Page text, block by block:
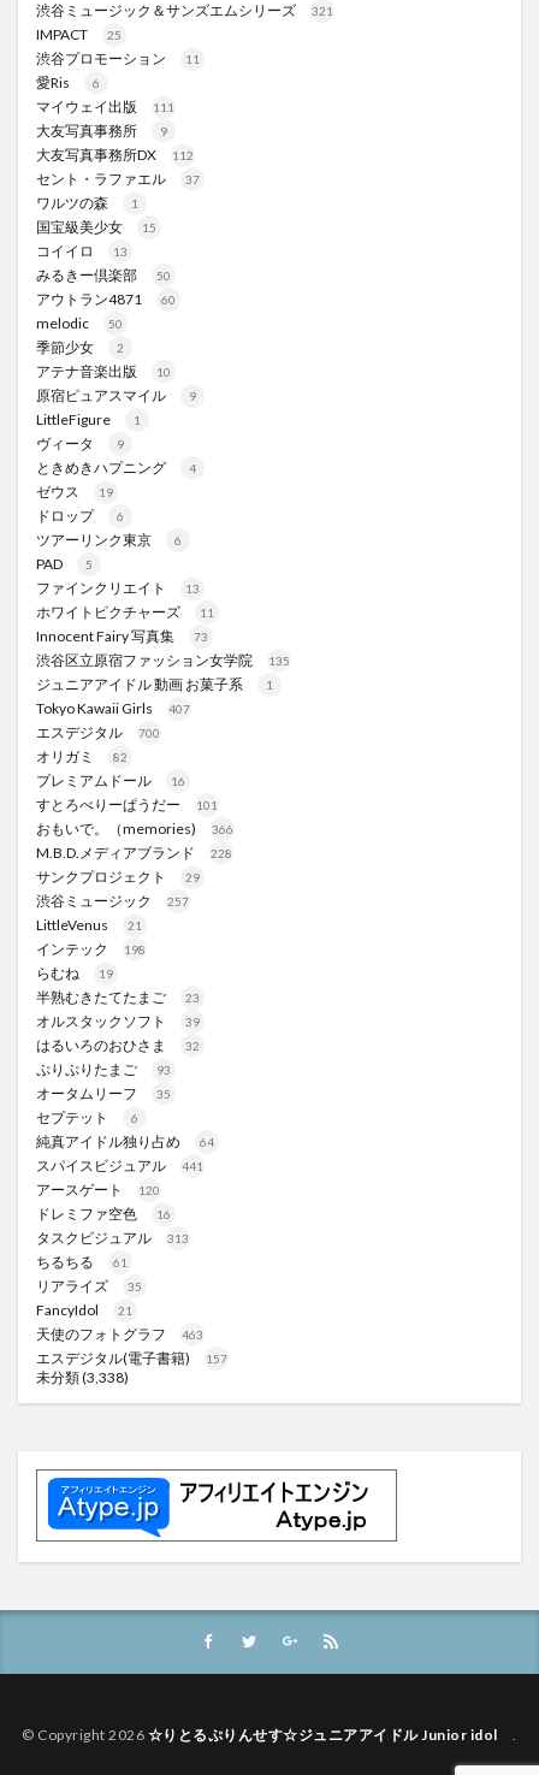
渋谷ミュージック＆サンズエムシリーズ 321
IMPACT 25
渋谷プロモーション 11
愛Ris 6
マイウェイ出版 111
大友写真事務所 9
大友写真事務所DX 112
セント・ラファエル 37
ワルツの森 1
国宝級美少女 15
コイイロ 13
みるきー倶楽部 50
アウトラン4871 60
melodic 50
季節少女 2
アテナ音楽出版 10
原宿ピュアスマイル 9
LittleFigure 1
ヴィータ 9
ときめきハプニング 4
ゼウス 19
ドロップ 6
ツアーリンク東京 6
PAD 5
ファインクリエイト 13
ホワイトピクチャーズ 11
Innocent Fairy 写真集 73
渋谷区立原宿ファッション女学院 135
ジュニアアイドル 動画 お菓子系 1
Tokyo Kawaii Girls 407
エスデジタル 700
オリガミ 82
プレミアムドール 16
すとろべりーぱうだー 101
おもいで。（memories) 366
M.B.D.メディアブランド 228
サンクプロジェクト 29
渋谷ミュージック 257
LittleVenus 21
インテック 198
らむね 19
半熟むきたてたまご 23
オルスタックソフト 39
はるいろのおひさま 32
ぷりぷりたまご 93
オータムリーフ 35
セプテット 6
純真アイドル独り占め 64
スパイスビジュアル 441
アースゲート 120
ドレミファ空色 16
タスクビジュアル 313
ちるちる 61
リアライズ 35
FancyIdol 21
天使のフォトグラフ 463
エスデジタル(電子書籍) 157
未分類(3,338)
© Copyright 2026 ☆りとるぷりんせす☆ジュニアアイドル Junior idol.